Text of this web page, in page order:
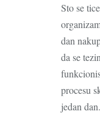
Sto se
dan
da se
procesu
jedan dan.